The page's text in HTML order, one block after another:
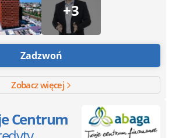
+3
Zadzwoń
Zobacz więcej
Centrum